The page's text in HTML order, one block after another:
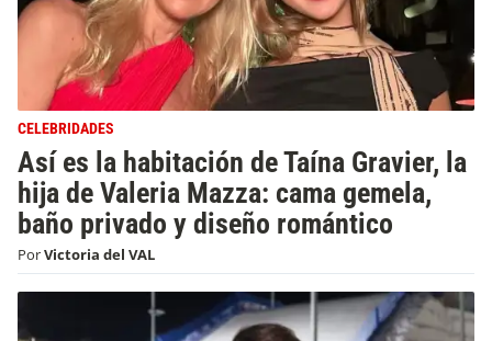
CELEBRIDADES
Así es la habitación de Taína Gravier, la
hija de Valeria Mazza: cama gemela,
baño privado y diseño romántico
PorVictoria del VAL